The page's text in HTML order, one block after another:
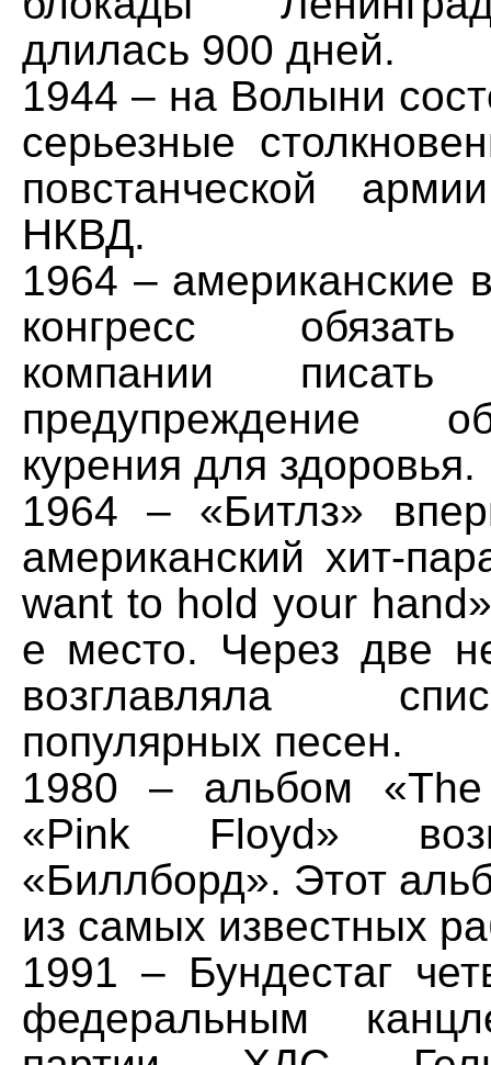
длилась 900 дней.
1944 – на Волыни
серьезные
повстанческой
НКВД.
1964 – американские
конгресс
компании
предупреждение
курения для здоровья.
1964 – «Битлз»
американский хит-
want to hold your
е место. Через две
возглавляла
популярных песен.
1980 – альбом
«Pink Floyd»
«Биллборд». Этот
из самых известных
1991 – Бундестаг
федеральным